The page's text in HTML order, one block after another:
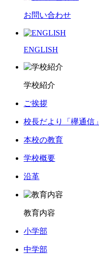
お問い合わせ
ENGLISH
学校紹介
ご挨拶
校長だより「欅通信」
本校の教育
学校概要
沿革
教育内容
小学部
中学部